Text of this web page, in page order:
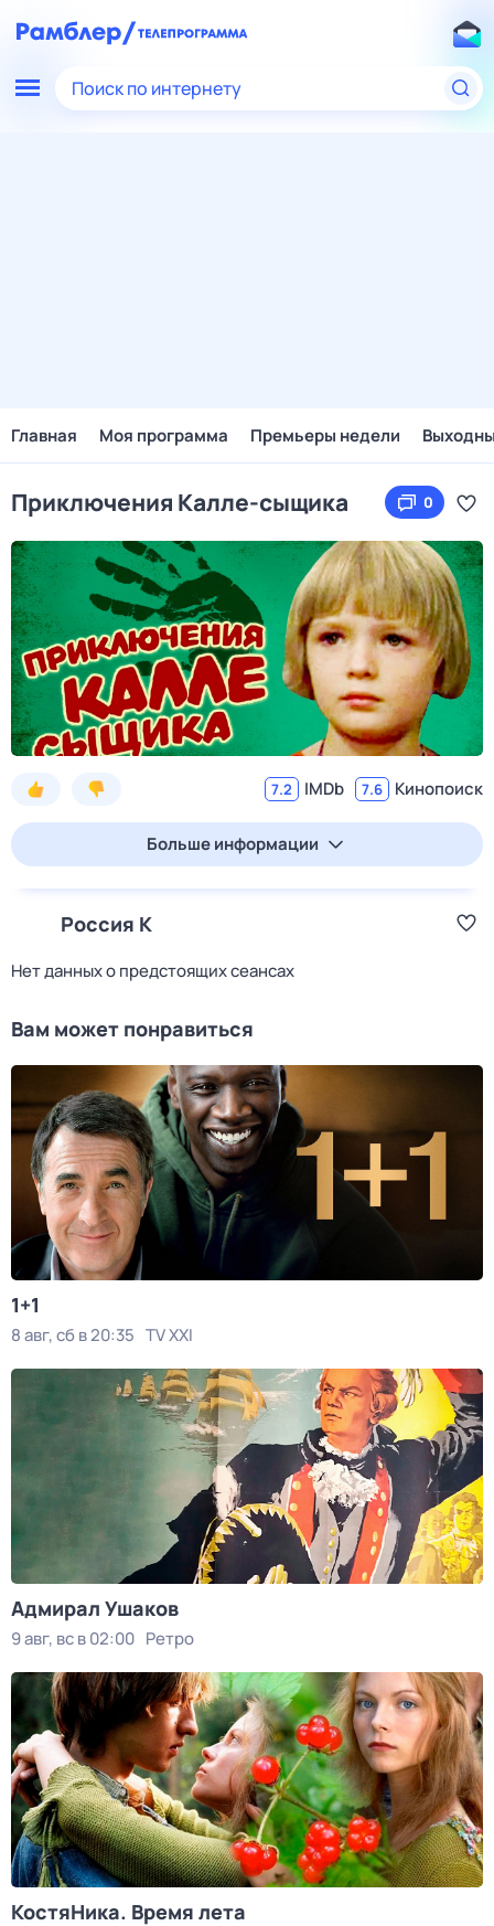
Поиск по интернету
Главная Моя программа Премьеры недели
Приключения Калле-сыщика 0
7.2 IMDb 7.6 Кинопоиск
Больше информации
Россия К
Нет данных о предстоящих сеансах
Вам может понравиться
1+1
8 авг, сб в 20:35 TV XXI
Адмирал Ушаков
9 авг, вс в 02:00 Ретро
КостяНика. Время лета